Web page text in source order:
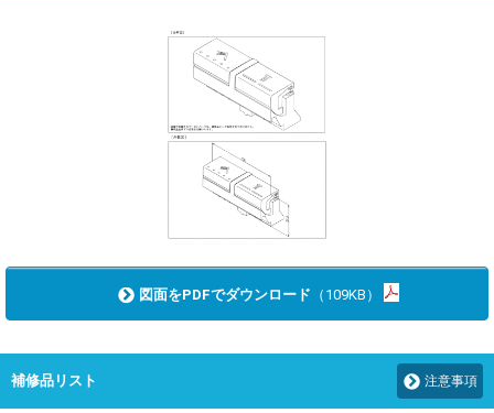
図面をPDFでダウンロード （109KB）
補修品リスト 注意事項